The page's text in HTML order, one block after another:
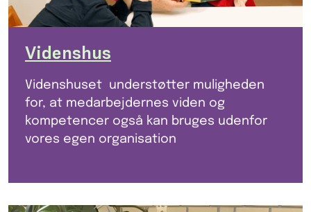
Videnshus
Videnshuset understøtter muligheden
for, at medarbejdernes viden og
kompetencer også kan bruges udenfor
vores egen organisation